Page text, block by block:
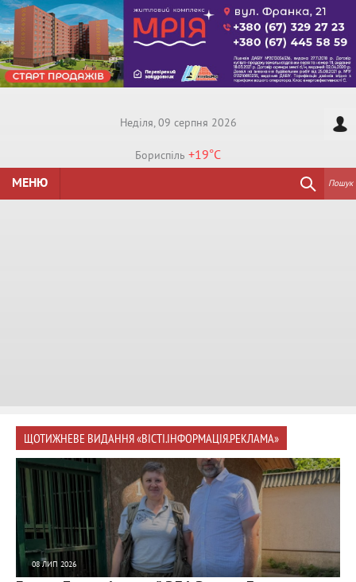
Недiля, 09 серпня 2026
Бориспiль +19°C
МЕНЮ
Пошук
ЩОТИЖНЕВЕ ВИДАННЯ «ВІСТІ.ІНФОРМАЦІЯ.РЕКЛАМА»
08 ЛИП 2026